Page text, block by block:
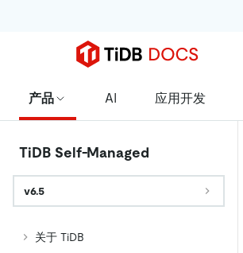
产品 AI 应用开发
TiDB Self-Managed
v6.5
关于 TiDB